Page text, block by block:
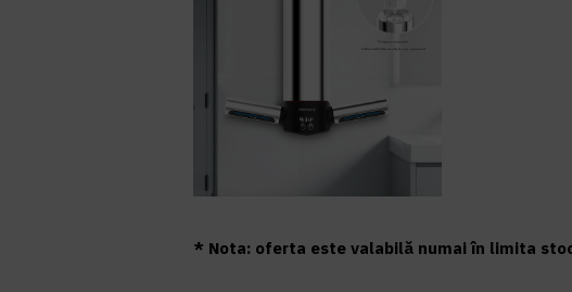
* Nota: oferta este valabilă numai în limita